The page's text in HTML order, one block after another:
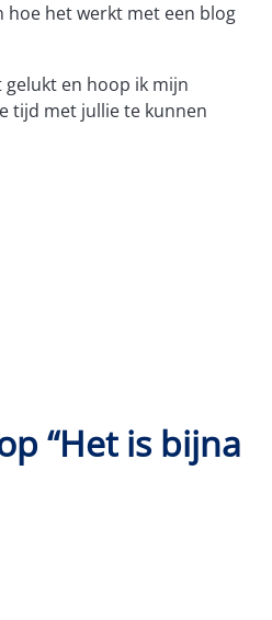
hoe het werkt met een blog
en hoop ik mijn
tijd met jullie te kunnen
“Het is bijna